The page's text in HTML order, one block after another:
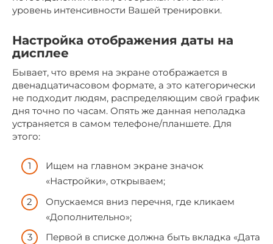
уровень интенсивности Вашей тренировки.
Настройка отображения даты на
дисплее
Бывает, что время на экране отображается в
двенадцатичасовом формате, а это категорически
не подходит людям, распределяющим свой график
дня точно по часам. Опять же данная неполадка
устраняется в самом телефоне/планшете. Для
этого:
Ищем на главном экране значок
«Настройки», открываем;
Опускаемся вниз перечня, где кликаем
«Дополнительно»;
Первой в списке должна быть вкладка «Дата